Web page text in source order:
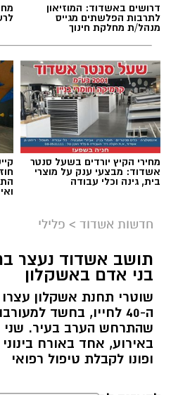
דרושים באשדוד: המוזיאון
לתרבות הפלשתים מגייס
מנהל/ת מחלקת חינוך
מחירי הקיץ יורדים בשעל סנטר
אשדוד: מבצעי ענק על מוצרי
בית, גינה וכלי עבודה
חדשות אשדוד > פלילי
תושב אשדוד נעצר
בני אדם באשקלון
שוטרי תחנת אשקלון
ה-40 לחייו, בחשד
שהתרחש הערב בעיר. שני
באירוע, אחד באורח
ופונו לקבלת טיפול רפואי